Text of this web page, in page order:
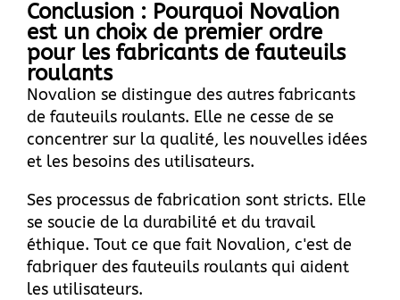
Conclusion : Pourquoi Novalion
est un choix de premier ordre
pour les fabricants de fauteuils
roulants
Novalion se distingue des autres fabricants
de fauteuils roulants. Elle ne cesse de se
concentrer sur la qualité, les nouvelles idées
et les besoins des utilisateurs.
Ses processus de fabrication sont stricts. Elle
se soucie de la durabilité et du travail
éthique. Tout ce que fait Novalion, c'est de
fabriquer des fauteuils roulants qui aident
les utilisateurs.